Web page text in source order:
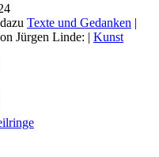
Texte und Gedanken |
Jürgen Linde: | Kunst